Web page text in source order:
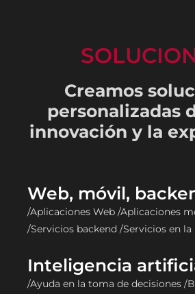
Creamos
personalizadas
innovación y la
Web, móvil,
/Aplicaciones Web /Aplicaciones
/Servicios backend /Servicios en la
Inteligencia
/Ayuda en la toma de decisiones /